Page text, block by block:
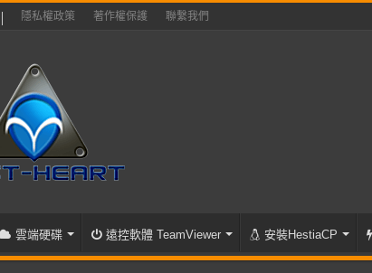
隱私權政策 著作權保護 聯繫我們
雲端硬碟 遠控軟體 TeamViewer 安裝HestiaCP